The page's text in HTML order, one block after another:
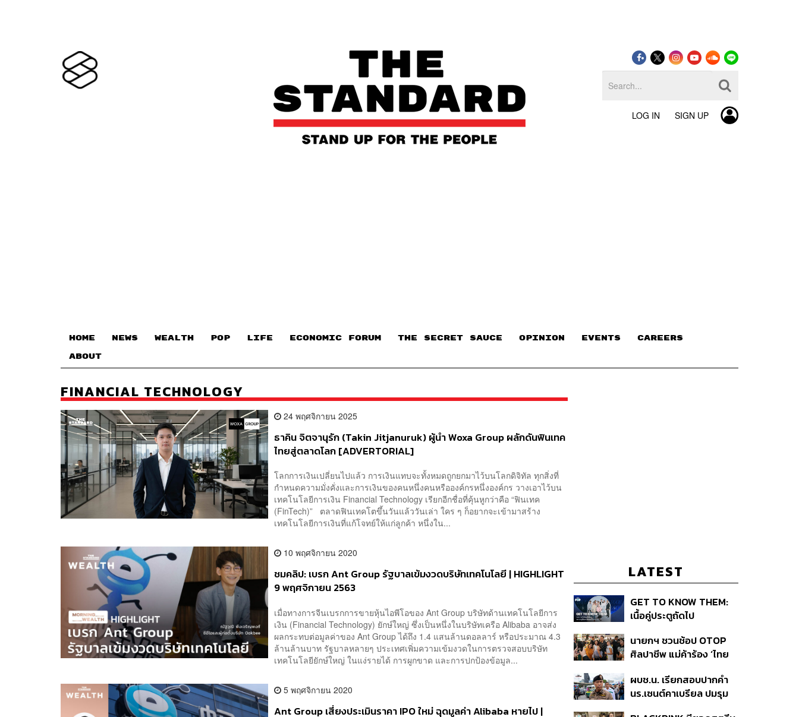
LOG IN SIGN UP
HOME NEWS WEALTH POP LIFE ECONOMIC FORUM THE SECRET SAUCE​ OPINION EVENTS CAREERS
ABOUT
FINANCIAL TECHNOLOGY
24 พฤศจิกายน 2025
ธาคิน จิตจานุรัก (Takin Jitjanuruk) ผู้นำ Woxa Group ผลักดันฟินเทค
ไทยสู่ตลาดโลก [ADVERTORIAL]
โลกการเงินเปลี่ยนไปแล้ว การเงินแทบจะทั้งหมดถูกยกมาไว้บนโลกดิจิทัล ทุกสิ่งที่
กำหนดความมั่งคั่งและการเงินของคนหนึ่งคนหรือองค์กรหนึ่งองค์กร วางเอาไว้บน
เทคโนโลยีการเงิน Financial Technology เรียกอีกชื่อที่คุ้นหูกว่าคือ “ฟินเทค
(FinTech)” ตลาดฟินเทคโตขึ้นวันแล้ววันเล่า ใคร ๆ ก็อยากจะเข้ามาสร้าง
เทคโนโลยีการเงินที่แก้โจทย์ให้แก่ลูกค้า หนึ่งใน...
10 พฤศจิกายน 2020
ชมคลิป: เบรก Ant Group รัฐบาลเข้มงวดบริษัทเทคโนโลยี | HIGHLIGHT
9 พฤศจิกายน 2563
เมื่อทางการจีนเบรกการขายหุ้นไอพีโอของ Ant Group บริษัทด้านเทคโนโลยีการ
เงิน (Financial Technology) ยักษ์ใหญ่ ซึ่งเป็นหนึ่งในบริษัทเครือ Alibaba อาจส่ง
ผลกระทบต่อมูลค่าของ Ant Group ได้ถึง 1.4 แสนล้านดอลลาร์ หรือประมาณ 4.3
ล้านล้านบาท รัฐบาลหลายๆ ประเทศเพิ่มความเข้มงวดในการตรวจสอบบริษัท
เทคโนโลยียักษ์ใหญ่ ในแง่รายได้ การผูกขาด และการปกป้องข้อมูล...
5 พฤศจิกายน 2020
Ant Group เสี่ยงประเมินราคา IPO ใหม่ ฉุดมูลค่า Alibaba หายไป |
LATEST
GET TO KNOW THEM:
เนื้อคู่ประตูถัดไป
นายกฯ ชวนช้อป OTOP
ศิลปาชีพ แม่ค้าร้อง ‘ไทย
ถามมีต่อไหม นายกฯ ตอบ
‘เดี๋ยวจะพยายาม’
ผบช.น. เรียกสอบปากคำ
นร.เซนต์คาเบรียล ปมรุม